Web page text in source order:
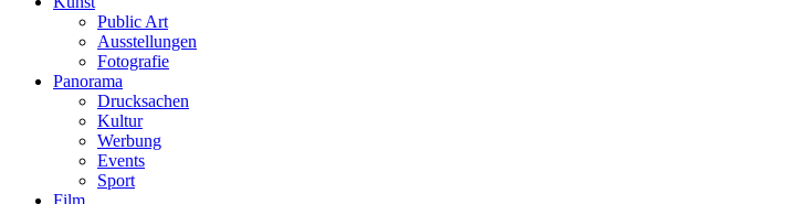
Public Art
Ausstellungen
Fotografie
Panorama
Drucksachen
Kultur
Werbung
Events
Sport
Film